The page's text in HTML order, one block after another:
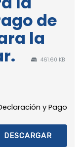
de
la
461.60 KB
y Pago
DESCARGAR